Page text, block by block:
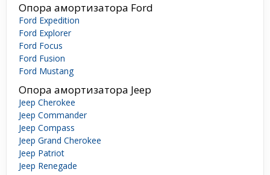
Опора амортизатора Ford
Ford Expedition
Ford Explorer
Ford Focus
Ford Fusion
Ford Mustang
Опора амортизатора Jeep
Jeep Cherokee
Jeep Commander
Jeep Compass
Jeep Grand Cherokee
Jeep Patriot
Jeep Renegade